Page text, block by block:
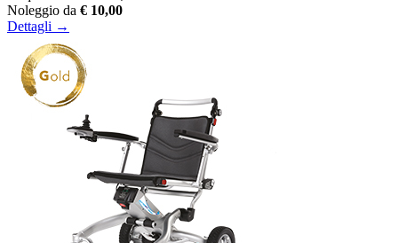
Noleggio da € 10,00
Dettagli →